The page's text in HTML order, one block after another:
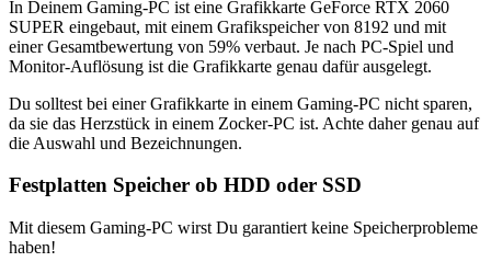
In Deinem Gaming-PC ist eine Grafikkarte GeForce RTX 2060
SUPER eingebaut, mit einem Grafikspeicher von 8192 und mit
einer Gesamtbewertung von 59% verbaut. Je nach PC-Spiel und
Monitor-Auflösung ist die Grafikkarte genau dafür ausgelegt.
Du solltest bei einer Grafikkarte in einem Gaming-PC nicht sparen,
da sie das Herzstück in einem Zocker-PC ist. Achte daher genau auf
die Auswahl und Bezeichnungen.
Festplatten Speicher ob HDD oder SSD
Mit diesem Gaming-PC wirst Du garantiert keine Speicherprobleme
haben!